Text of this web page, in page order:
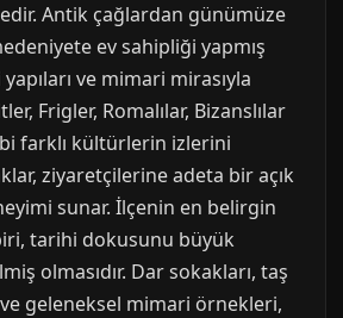
Antik çağlardan günümüze
ev sahipliği yapmış
ve mimari mirasıyla
Frigler, Romalılar, Bizanslılar
farklı kültürlerin izlerini
ziyaretçilerine adeta bir açık
sunar. İlçenin en belirgin
tarihi dokusunu büyük
olmasıdır. Dar sokakları, taş
geleneksel mimari örnekleri,